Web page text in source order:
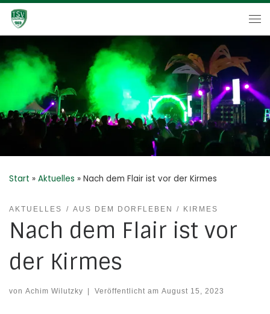
Zum Inhalt springen
Start » Aktuelles » Nach dem Flair ist vor der Kirmes
AKTUELLES AUS DEM DORFLEBEN KIRMES
Nach dem Flair ist vor
der Kirmes
von Achim Wilutzky Veröffentlicht am August 15, 2023